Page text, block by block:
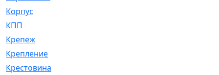
Корпус
КПП
Крепеж
Крепление
Крестовина